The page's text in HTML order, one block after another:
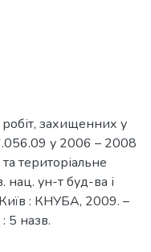
робіт, захищенних у
у 2006 – 2008
територіальне
нац. ун-т буд-ва і
Київ : КНУБА, 2009. –
5 назв.